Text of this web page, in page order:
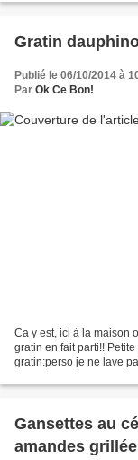
Gratin
Publié le 06/10/2014 à
Par Ok Ce Bon!
Ca y est, ici à la maison
gratin en fait parti!!
gratin:perso je ne lave
Gansettes au
amandes